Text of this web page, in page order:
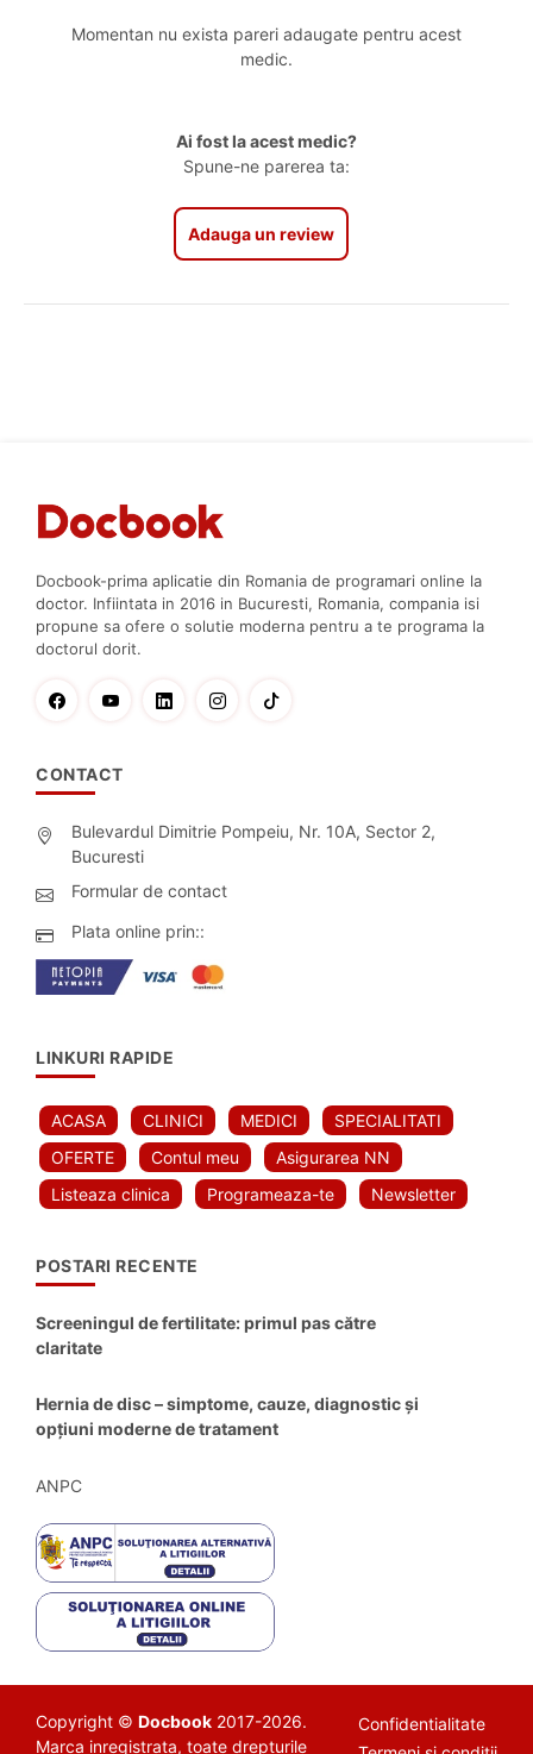
Momentan nu exista pareri adaugate pentru acest
medic.
Ai fost la acest medic?
Spune-ne parerea ta:
Adauga un review
Docbook-prima aplicatie din Romania de programari online la
doctor. Infiintata in 2016 in Bucuresti, Romania, compania isi
propune sa ofere o solutie moderna pentru a te programa la
doctorul dorit.
CONTACT
Bulevardul Dimitrie Pompeiu, Nr. 10A, Sector 2,
Bucuresti
Formular de contact
Plata online prin::
LINKURI RAPIDE
ACASA CLINICI MEDICI
SPECIALITATI
OFERTE
Contul meu
Asigurarea NN
Listeaza clinica
Programeaza-te Newsletter
POSTARI RECENTE
Screeningul de fertilitate: primul pas către
claritate
Hernia de disc – simptome, cauze, diagnostic și
opțiuni moderne de tratament
ANPC
Copyright © Docbook 2017-2026.
Marca inregistrata, toate drepturile
Confidentialitate